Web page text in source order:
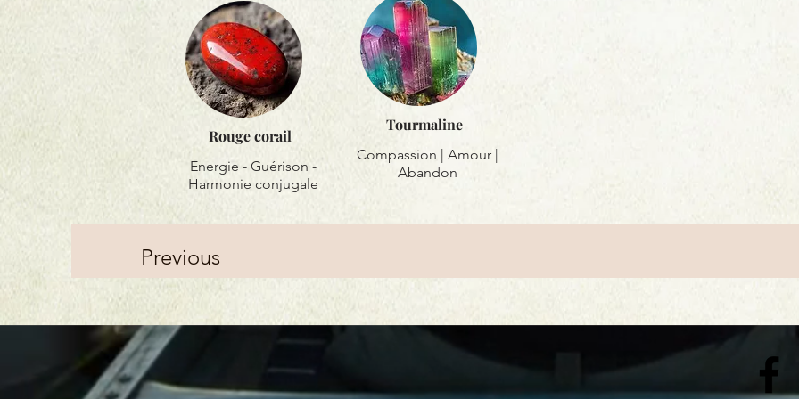
Rouge corail
Energie - Guérison -
Harmonie conjugale
Tourmaline
Compassion | Amour |
Abandon
Previous